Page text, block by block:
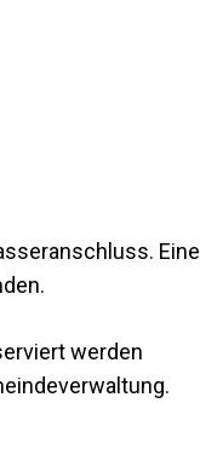
Eine
werden